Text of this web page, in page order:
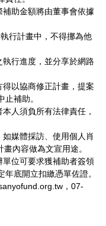
助金額將由董事會依據
行計畫中，不得挪為他
行進度，並分享於網路
以協商修正計畫，提案
補助。
人須負所有法律責任，
媒體採訪、使用個人肖
內容做為文宣用途。
位可要求獲補助者簽領
底開立扣繳憑單佐證。
，07-